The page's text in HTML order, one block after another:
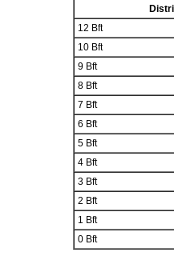
12 Bft
10 Bft
9 Bft
8 Bft
7 Bft
6 Bft
5 Bft
4 Bft
3 Bft
2 Bft
1 Bft
0 Bft